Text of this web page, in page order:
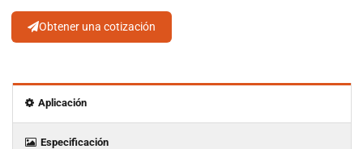
Obtener una cotización
Aplicación
Especificación